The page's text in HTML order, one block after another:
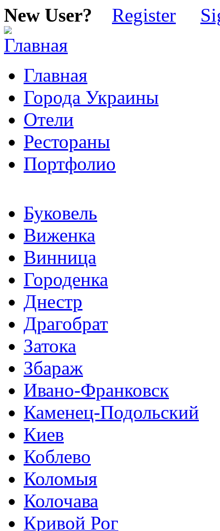
New User? Register
Главная
Города Украины
Отели
Рестораны
Портфолио
Буковель
Виженка
Винница
Городенка
Днестр
Драгобрат
Затока
Збараж
Ивано-Франковск
Каменец-Подольский
Киев
Коблево
Коломыя
Колочава
Кривой Рог